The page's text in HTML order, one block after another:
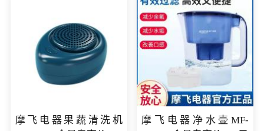
摩飞电器果蔬清洗机
摩飞电器净水壶MF-